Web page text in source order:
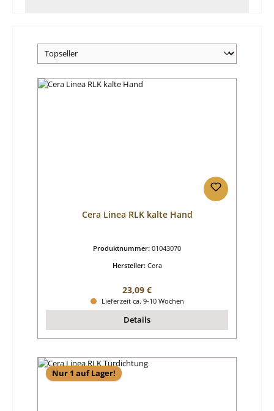
Cera Linea RLK kalte Hand
Produktnummer: 01043070
Hersteller: Cera
Regulärer Preis:
23,09 €
Lieferzeit ca. 9-10 Wochen
Details
Nur 1 auf Lager!